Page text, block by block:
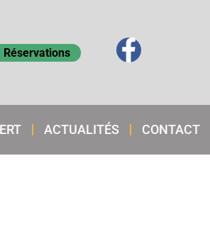
Réservations
ACTUALITÉS CONTACT